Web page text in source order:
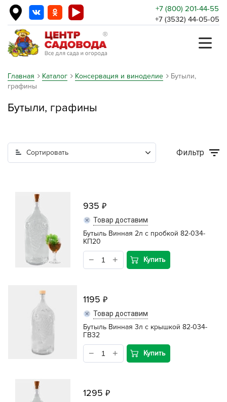
+7 (800) 201-44-55
+7 (3532) 44-05-05
Главная Каталог Консервация и виноделие
Бутыли,
графины
Бутыли, графины
Сортировать Фильтр
935
Товар доставим
Бутыль Винная 2л с пробкой 82-034-
КП20
Купить
1195
Товар доставим
Бутыль Винная 3л с крышкой 82-034-
ГВ32
Купить
1295